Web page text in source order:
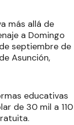
más allá de
a Domingo
septiembre de
Asunción,
educativas
de 30 mil a 110